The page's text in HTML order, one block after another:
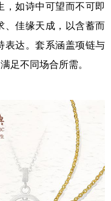
，如诗中可望而不可即
、佳缘天成，以含蓄而
表达。套系涵盖项链与
足不同场合所需。